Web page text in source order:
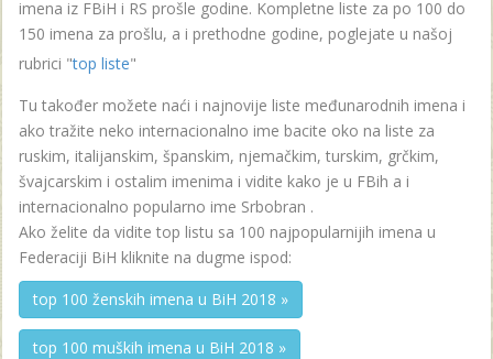
imena iz FBiH i RS prošle godine. Kompletne liste za po 100 do
150 imena za prošlu, a i prethodne godine, poglejate u našoj
rubrici "top liste"
Tu također možete naći i najnovije liste međunarodnih imena i
ako tražite neko internacionalno ime bacite oko na liste za
ruskim, italijanskim, španskim, njemačkim, turskim, grčkim,
švajcarskim i ostalim imenima i vidite kako je u FBih a i
internacionalno popularno ime Srbobran .
Ako želite da vidite top listu sa 100 najpopularnijih imena u
Federaciji BiH kliknite na dugme ispod:
top 100 ženskih imena u BiH 2018 »
top 100 muških imena u BiH 2018 »